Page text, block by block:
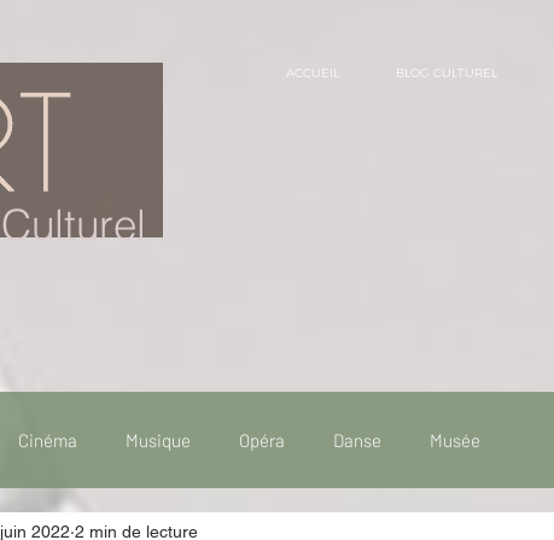
ACCUEIL BLOG CULTUREL
Cinéma Musique Opéra Danse Musée
2022 2 min de lecture